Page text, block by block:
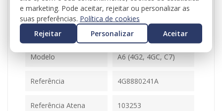
Disponível 1 Item
Ficha Informativa
Modelo A6 (4G2, 4GC, C7)
Referência 4G8880241A
Referência Atena 103253
e marketing. Pode aceitar, rejeitar ou personalizar as
suas preferências. Política de cookies
Rejeitar
Personalizar Aceitar